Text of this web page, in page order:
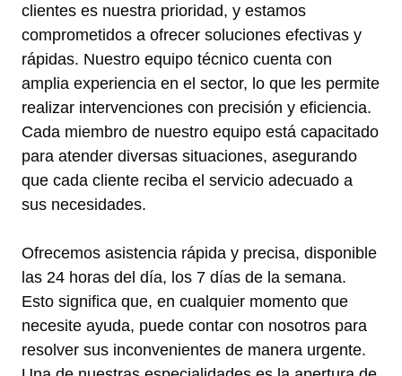
clientes es nuestra prioridad, y estamos
comprometidos a ofrecer soluciones efectivas y
rápidas. Nuestro equipo técnico cuenta con
amplia experiencia en el sector, lo que les permite
realizar intervenciones con precisión y eficiencia.
Cada miembro de nuestro equipo está capacitado
para atender diversas situaciones, asegurando
que cada cliente reciba el servicio adecuado a
sus necesidades.
Ofrecemos asistencia rápida y precisa, disponible
las 24 horas del día, los 7 días de la semana.
Esto significa que, en cualquier momento que
necesite ayuda, puede contar con nosotros para
resolver sus inconvenientes de manera urgente.